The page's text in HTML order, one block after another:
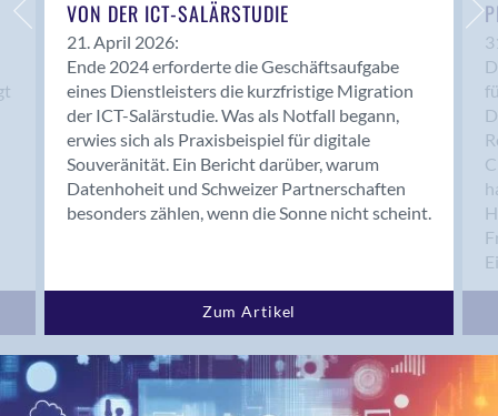
Bern 15
Bern 22
Bern 65
Bern 9
Bern-Zollikofen
Biel/Bienne
Binningen
Bolligen
Bremgarten bei Bern
Brig
Brig-Glis
VON DER ICT-SALÄRSTUDIE
21. April 2026:
Ende 2024 erforderte die Geschäftsaufgabe
eines Dienstleisters die kurzfristige Migration
der ICT-Salärstudie. Was als Notfall begann,
erwies sich als Praxisbeispiel für digitale
Souveränität. Ein Bericht darüber, warum
Datenhoheit und Schweizer Partnerschaften
besonders zählen, wenn die Sonne nicht scheint.
Zum Artikel